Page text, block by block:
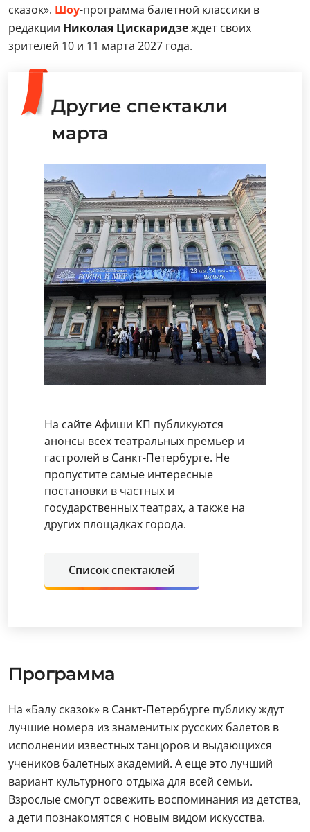
сказок». Шоу-программа балетной классики в
редакции Николая Цискаридзеждет своих
зрителей 10 и 11 марта 2027 года.
Другие спектакли
марта
На сайте Афиши КП публикуются
анонсы всех театральных премьер и
гастролей в Санкт-Петербурге. Не
пропустите самые интересные
постановки в частных и
государственных театрах, а также на
других площадках города.
Список спектаклей
Программа
На «Балу сказок» в Санкт-Петербурге публику ждут
лучшие номера из знаменитых русских балетов в
исполнении известных танцоров и выдающихся
учеников балетных академий. А еще это лучший
вариант культурного отдыха для всей семьи.
Взрослые смогут освежить воспоминания из детства,
а дети познакомятся с новым видом искусства.